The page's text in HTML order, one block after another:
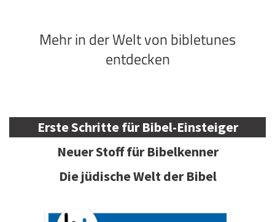
Mehr in der Welt von bibletunes
entdecken
Erste Schritte für Bibel-Einsteiger
Neuer Stoff für Bibelkenner
Die jüdische Welt der Bibel